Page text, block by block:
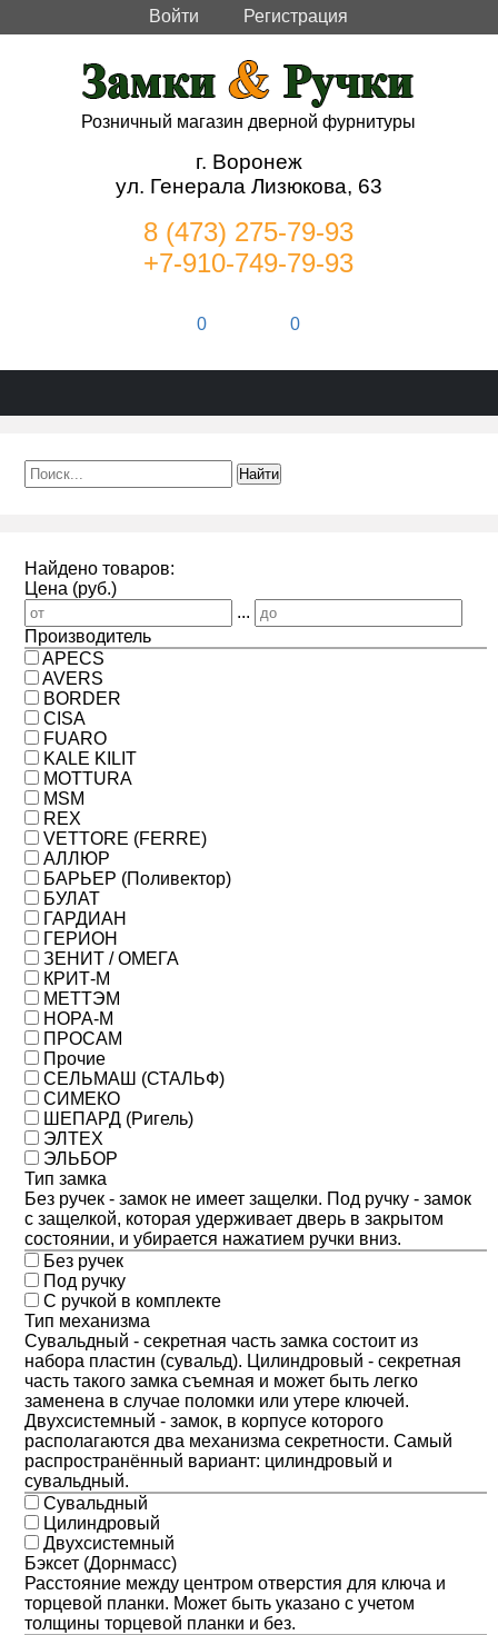
Войти Регистрация
Розничный магазин дверной фурнитуры
г. Воронеж
ул. Генерала Лизюкова, 63
8 (473) 275-79-93
+7-910-749-79-93
0 0
Найдено товаров:
Цена (руб.)
...
Производитель
APECS
AVERS
BORDER
CISA
FUARO
KALE KILIT
MOTTURA
MSM
REX
VETTORE (FERRE)
АЛЛЮР
БАРЬЕР (Поливектор)
БУЛАТ
ГАРДИАН
ГЕРИОН
ЗЕНИТ / ОМЕГА
КРИТ-М
МЕТТЭМ
НОРА-М
ПРОСАМ
Прочие
СЕЛЬМАШ (СТАЛЬФ)
СИМЕКО
ШЕПАРД (Ригель)
ЭЛТЕХ
ЭЛЬБОР
Тип замка
Без ручек - замок не имеет защелки. Под ручку - замок
с защелкой, которая удерживает дверь в закрытом
состоянии, и убирается нажатием ручки вниз.
Без ручек
Под ручку
С ручкой в комплекте
Тип механизма
Сувальдный - секретная часть замка состоит из
набора пластин (сувальд). Цилиндровый - секретная
часть такого замка съемная и может быть легко
заменена в случае поломки или утере ключей.
Двухсистемный - замок, в корпусе которого
располагаются два механизма секретности. Самый
распространённый вариант: цилиндровый и
сувальдный.
Сувальдный
Цилиндровый
Двухсистемный
Бэксет (Дорнмасс)
Расстояние между центром отверстия для ключа и
торцевой планки. Может быть указано с учетом
толщины торцевой планки и без.